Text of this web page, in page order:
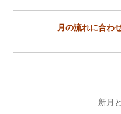
月の流れに合わ
新月